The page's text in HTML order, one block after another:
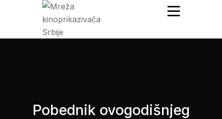
Pobednik ovogodišnjeg